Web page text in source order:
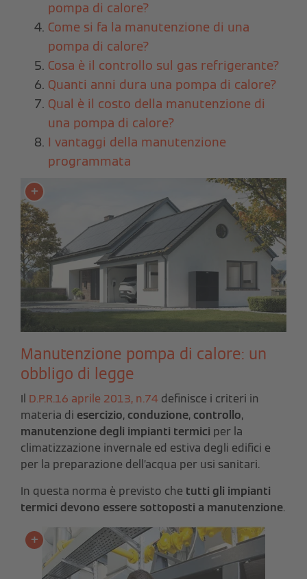
pompa di calore?
Come si fa la manutenzione di una
pompa di calore?
Cosa è il controllo sul gas refrigerante?
Quanti anni dura una pompa di calore?
Qual è il costo della manutenzione di
una pompa di calore?
I vantaggi della manutenzione
programmata
Manutenzione pompa di calore: un
obbligo di legge
Il D.P.R.16 aprile 2013, n.74 definisce i criteri in
materia di esercizio,conduzione,controllo,
manutenzione degli impianti termici per la
climatizzazione invernale ed estiva degli edifici e
per la preparazione dell’acqua per usi sanitari.
In questa norma è previsto che tutti gli impianti
termici devono essere sottoposti a manutenzione.